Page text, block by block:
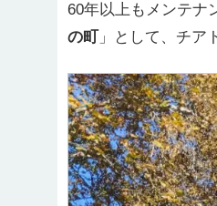
60年以上もメンテナ
の町
」として、チア